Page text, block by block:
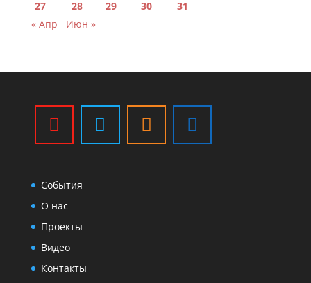
27
28 29 30
31
« Апр
Июн »
События
О нас
Проекты
Видео
Контакты